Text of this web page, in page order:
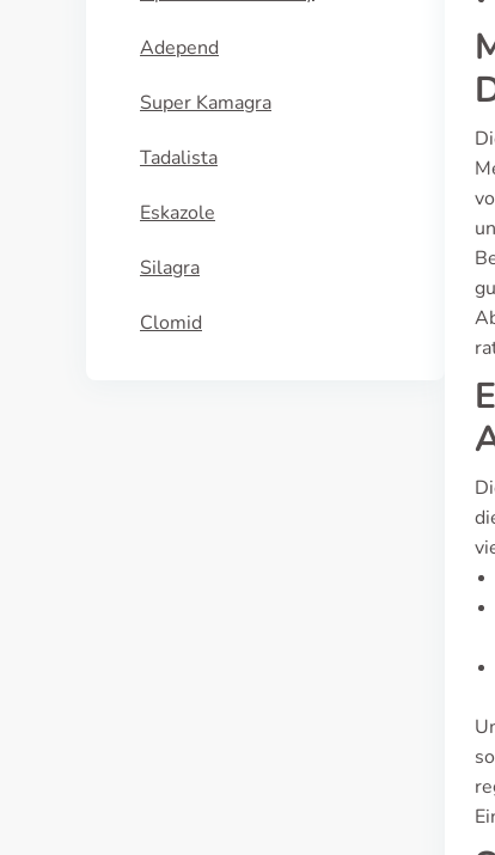
Adepend
Super Kamagra
Tadalista
Eskazole
Silagra
Clomid